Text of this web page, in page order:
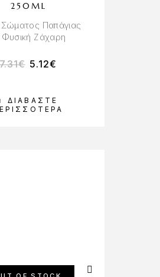
ΔΙΑΒΆΣΤΕ
250ML
Παπάγιας
Φυσική Ζάχαρη
€ 5.12€